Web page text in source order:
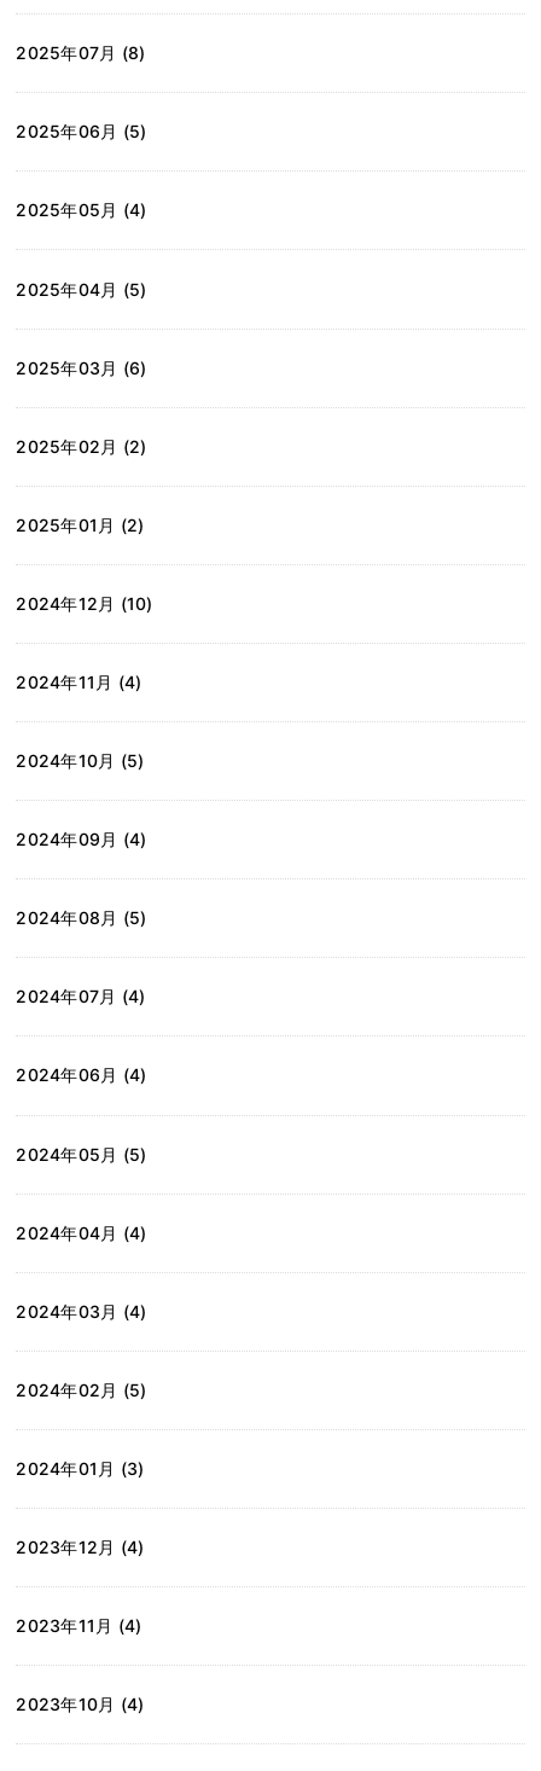
2025年07月 (8)
2025年06月 (5)
2025年05月 (4)
2025年04月 (5)
2025年03月 (6)
2025年02月 (2)
2025年01月 (2)
2024年12月 (10)
2024年11月 (4)
2024年10月 (5)
2024年09月 (4)
2024年08月 (5)
2024年07月 (4)
2024年06月 (4)
2024年05月 (5)
2024年04月 (4)
2024年03月 (4)
2024年02月 (5)
2024年01月 (3)
2023年12月 (4)
2023年11月 (4)
2023年10月 (4)